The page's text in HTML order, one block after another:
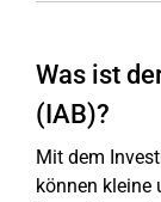
Was ist
(IAB)?
Mit dem
können kleine